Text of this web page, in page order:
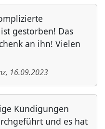
gestorben! Das
an ihn! Vielen
, 16.09.2023
Kündigungen
und es hat